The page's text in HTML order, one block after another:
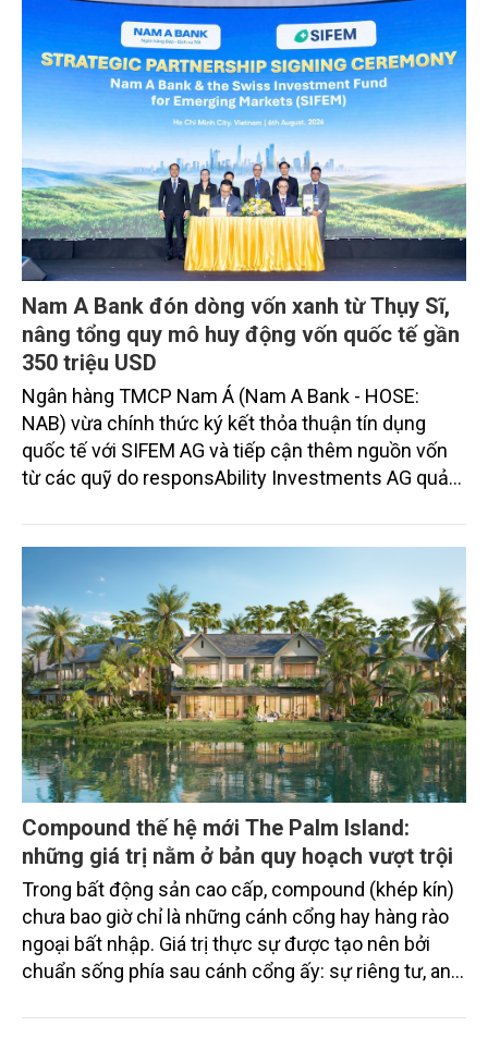
Nam A Bank đón dòng vốn xanh từ Thụy Sĩ,
nâng tổng quy mô huy động vốn quốc tế gần
350 triệu USD
Ngân hàng TMCP Nam Á (Nam A Bank - HOSE:
NAB) vừa chính thức ký kết thỏa thuận tín dụng
quốc tế với SIFEM AG và tiếp cận thêm nguồn vốn
từ các quỹ do responsAbility Investments AG quản
thu hút thành công từ đầu năm đến nay lên gần 350
Compound thế hệ mới The Palm Island:
những giá trị nằm ở bản quy hoạch vượt trội
Trong bất động sản cao cấp, compound (khép kín)
chưa bao giờ chỉ là những cánh cổng hay hàng rào
ngoại bất nhập. Giá trị thực sự được tạo nên bởi
chuẩn sống phía sau cánh cổng ấy: sự riêng tư, an
vụ được thiết kế dành riêng cho họ.